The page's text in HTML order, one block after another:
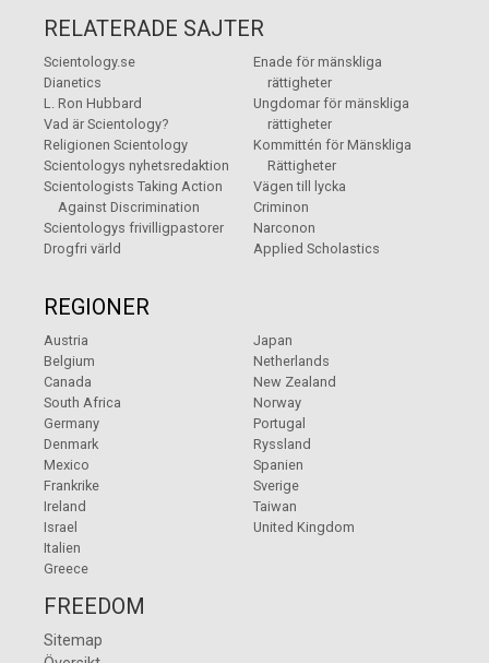
RELATERADE SAJTER
Scientology.se
Dianetics
L. Ron Hubbard
Vad är Scientology?
Religionen Scientology
Scientologys nyhetsredaktion
Scientologists Taking Action
Against Discrimination
Scientologys frivilligpastorer
Drogfri värld
Enade för mänskliga
rättigheter
Ungdomar för mänskliga
rättigheter
Kommittén för Mänskliga
Rättigheter
Vägen till lycka
Criminon
Narconon
Applied Scholastics
REGIONER
Austria
Belgium
Canada
South Africa
Germany
Denmark
Mexico
Frankrike
Ireland
Israel
Italien
Greece
Japan
Netherlands
New Zealand
Norway
Portugal
Ryssland
Spanien
Sverige
Taiwan
United Kingdom
FREEDOM
Sitemap